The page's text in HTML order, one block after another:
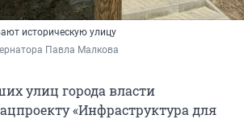
историческую улицу
Павла Малкова
улиц города власти
«Инфраструктура для